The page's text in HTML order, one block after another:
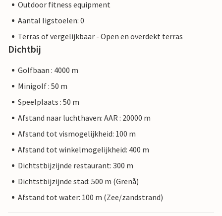
Outdoor fitness equipment
Aantal ligstoelen: 0
Terras of vergelijkbaar - Open en overdekt terras
Dichtbij
Golfbaan : 4000 m
Minigolf : 50 m
Speelplaats : 50 m
Afstand naar luchthaven: AAR : 20000 m
Afstand tot vismogelijkheid: 100 m
Afstand tot winkelmogelijkheid: 400 m
Dichtstbijzijnde restaurant: 300 m
Dichtstbijzijnde stad: 500 m (Grenå)
Afstand tot water: 100 m (Zee/zandstrand)